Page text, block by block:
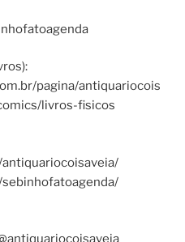
pagina/antiquariocois
livros-fisicos